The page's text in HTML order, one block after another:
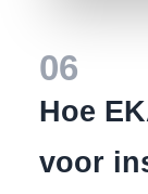
06
Hoe
voor